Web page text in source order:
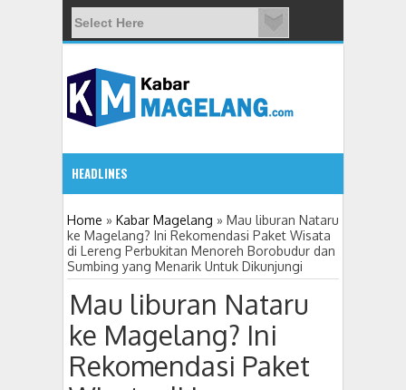
HEADLINES
2:46 PM
PAN Kota Magelang Gandeng Muhammadiyah dan Civil
Home » Kabar Magelang » Mau liburan Nataru
ke Magelang? Ini Rekomendasi Paket Wisata
di Lereng Perbukitan Menoreh Borobudur dan
Sumbing yang Menarik Untuk Dikunjungi
Mau liburan Nataru
ke Magelang? Ini
Rekomendasi Paket